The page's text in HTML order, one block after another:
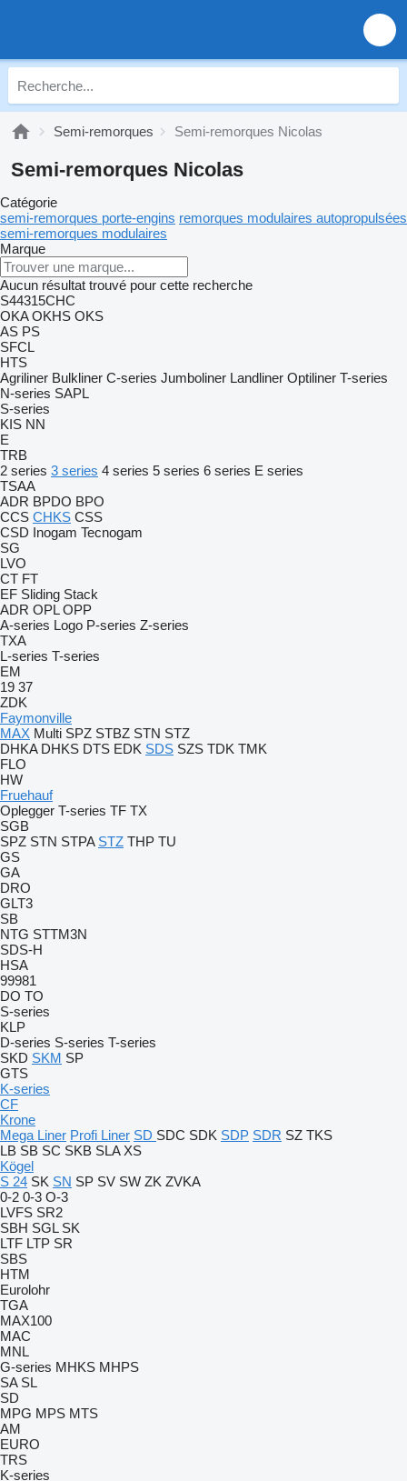
Semi-remorques Semi-remorques Nicolas
Semi-remorques Nicolas
Catégorie
semi-remorques porte-engins remorques modulaires autopropulsées
semi-remorques modulaires
Marque
Aucun résultat trouvé pour cette recherche
S44315CHC
OKA OKHS OKS
AS PS
SFCL
HTS
Agriliner Bulkliner C-series Jumboliner Landliner Optiliner T-series
N-series SAPL
S-series
KIS NN
E
TRB
2 series 3 series 4 series 5 series 6 series E series
TSAA
ADR BPDO BPO
CCS CHKS CSS
CSD Inogam Tecnogam
SG
LVO
CT FT
EF Sliding Stack
ADR OPL OPP
A-series Logo P-series Z-series
TXA
L-series T-series
EM
19 37
ZDK
Faymonville
MAX Multi SPZ STBZ STN STZ
DHKA DHKS DTS EDK SDS SZS TDK TMK
FLO
HW
Fruehauf
Oplegger T-series TF TX
SGB
SPZ STN STPA STZ THP TU
GS
GA
DRO
GLT3
SB
NTG STTM3N
SDS-H
HSA
99981
DO TO
S-series
KLP
D-series S-series T-series
SKD SKM SP
GTS
K-series
CF
Krone
Mega Liner Profi Liner SD SDC SDK SDP SDR SZ TKS
LB SB SC SKB SLA XS
Kögel
S 24 SK SN SP SV SW ZK ZVKA
0-2 0-3 O-3
LVFS SR2
SBH SGL SK
LTF LTP SR
SBS
HTM
Eurolohr
TGA
MAX100
MAC
MNL
G-series MHKS MHPS
SA SL
SD
MPG MPS MTS
AM
EURO
TRS
K-series